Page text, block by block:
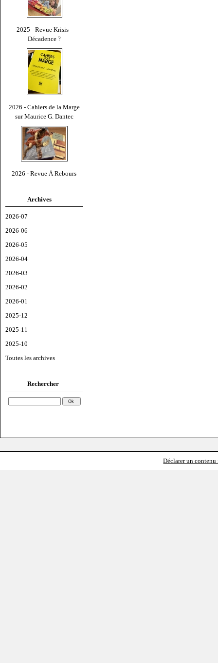
2025 - Revue Krisis -
Décadence ?
2026 - Cahiers de la Marge
sur Maurice G. Dantec
2026 - Revue À Rebours
Archives
2026-07
2026-06
2026-05
2026-04
2026-03
2026-02
2026-01
2025-12
2025-11
2025-10
Toutes les archives
Rechercher
Déclarer un